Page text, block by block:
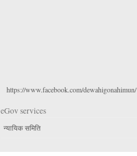
https://www.facebook.com/dewahigonahimun/
eGov services
न्यायिक समिति